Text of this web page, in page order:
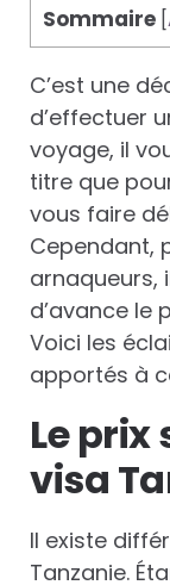
Sommaire [
C’est une
d’effectuer
voyage, il
titre que
vous faire
Cependant,
arnaqueurs,
d’avance le
Voici les
apportés à
Le prix
visa
Il existe
Tanzanie.